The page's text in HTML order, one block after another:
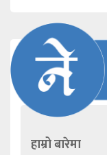
हाम्रो बारेमा